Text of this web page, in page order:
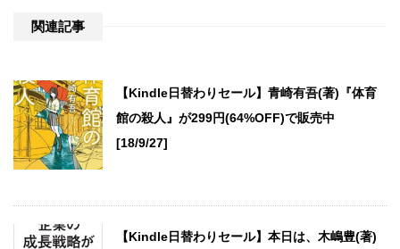
関連記事
【Kindle日替わりセール】青崎有吾(著)『体育
館の殺人』が299円(64%OFF)で販売中
[18/9/27]
【Kindle日替わりセール】本日は、木嶋豊(著)